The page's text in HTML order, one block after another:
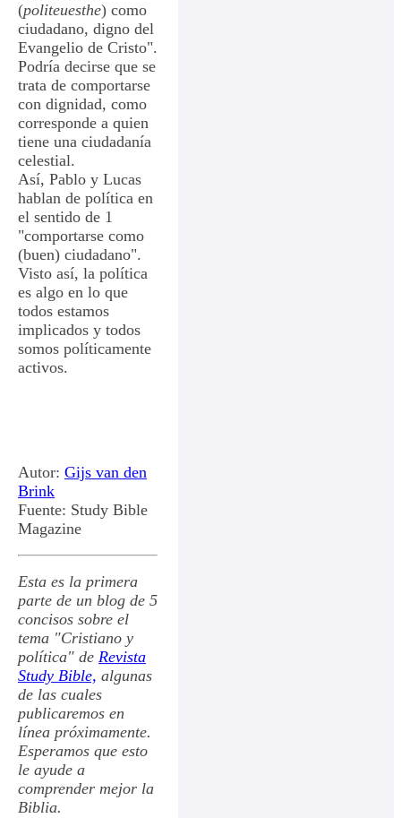
(politeuesthe) como
ciudadano, digno del
Evangelio de Cristo".
Podría decirse que se
trata de comportarse
con dignidad, como
corresponde a quien
tiene una ciudadanía
celestial.
Así, Pablo y Lucas
hablan de política en
el sentido de 1
"comportarse como
(buen) ciudadano".
Visto así, la política
es algo en lo que
todos estamos
implicados y todos
somos políticamente
activos.
Autor: Gijs van den
Brink
Fuente: Study Bible
Magazine
Esta es la primera
parte de un blog de 5
concisos sobre el
tema "Cristiano y
política" de Revista
Study Bible, algunas
de las cuales
publicaremos en
línea próximamente.
Esperamos que esto
le ayude a
comprender mejor la
Biblia.